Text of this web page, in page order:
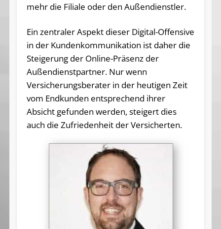
mehr die Filiale oder den Außendienstler.
Ein zentraler Aspekt dieser Digital-Offensive
in der Kundenkommunikation ist daher die
Steigerung der Online-Präsenz der
Außendienstpartner. Nur wenn
Versicherungsberater in der heutigen Zeit
vom Endkunden entsprechend ihrer
Absicht gefunden werden, steigert dies
auch die Zufriedenheit der Versicherten.